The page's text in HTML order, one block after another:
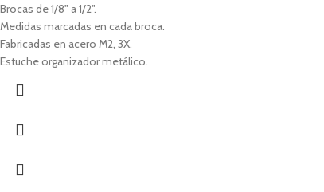
Brocas de 1/8" a 1/2".
Medidas marcadas en cada broca.
Fabricadas en acero M2, 3X.
Estuche organizador metálico.